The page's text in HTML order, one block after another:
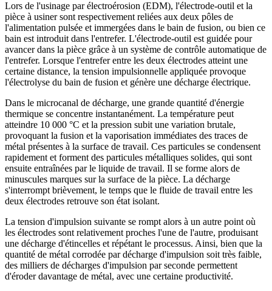
Lors de l'usinage par électroérosion (EDM), l'électrode-outil et la
pièce à usiner sont respectivement reliées aux deux pôles de
l'alimentation pulsée et immergées dans le bain de fusion, ou bien ce
bain est introduit dans l'entrefer. L'électrode-outil est guidée pour
avancer dans la pièce grâce à un système de contrôle automatique de
l'entrefer. Lorsque l'entrefer entre les deux électrodes atteint une
certaine distance, la tension impulsionnelle appliquée provoque
l'électrolyse du bain de fusion et génère une décharge électrique.
Dans le microcanal de décharge, une grande quantité d'énergie
thermique se concentre instantanément. La température peut
atteindre 10 000 °C et la pression subit une variation brutale,
provoquant la fusion et la vaporisation immédiates des traces de
métal présentes à la surface de travail. Ces particules se condensent
rapidement et forment des particules métalliques solides, qui sont
ensuite entraînées par le liquide de travail. Il se forme alors de
minuscules marques sur la surface de la pièce. La décharge
s'interrompt brièvement, le temps que le fluide de travail entre les
deux électrodes retrouve son état isolant.
La tension d'impulsion suivante se rompt alors à un autre point où
les électrodes sont relativement proches l'une de l'autre, produisant
une décharge d'étincelles et répétant le processus. Ainsi, bien que la
quantité de métal corrodée par décharge d'impulsion soit très faible,
des milliers de décharges d'impulsion par seconde permettent
d'éroder davantage de métal, avec une certaine productivité.